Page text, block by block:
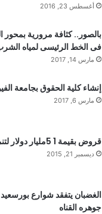
أغسطس 23, 2016
بالصور.. كثافة مرورية
فى الخط الرئيسى لمياه
مارس 14, 2017
إنشاء كلية الحقوق بجامعة
مارس 6, 2017
قروض بقيمة 1 5مليار دولار لتنمية سيناء
ديسمبر 21, 2015
الغضبان يتفقد شوارع بورسعيد
جوهره القناه